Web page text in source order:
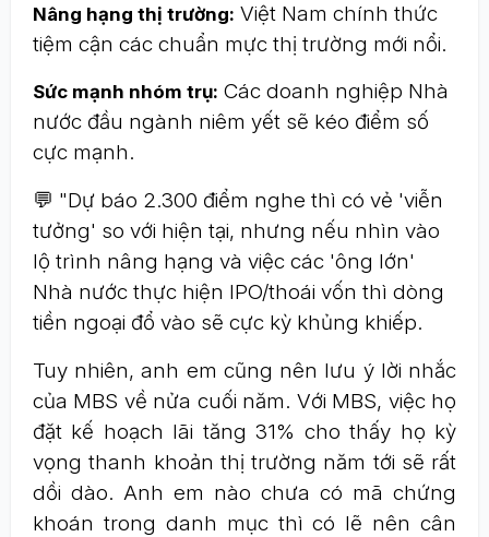
Nâng hạng thị trường: Việt Nam chính thức
tiệm cận các chuẩn mực thị trường mới nổi.
Sức mạnh nhóm trụ: Các doanh nghiệp Nhà
nước đầu ngành niêm yết sẽ kéo điểm số
cực mạnh.
💬 "Dự báo 2.300 điểm nghe thì có vẻ 'viễn
tưởng' so với hiện tại, nhưng nếu nhìn vào
lộ trình nâng hạng và việc các 'ông lớn'
Nhà nước thực hiện IPO/thoái vốn thì dòng
tiền ngoại đổ vào sẽ cực kỳ khủng khiếp.
Tuy nhiên, anh em cũng nên lưu ý lời nhắc
của MBS về nửa cuối năm. Với MBS, việc họ
đặt kế hoạch lãi tăng 31% cho thấy họ kỳ
vọng thanh khoản thị trường năm tới sẽ rất
dồi dào. Anh em nào chưa có mã chứng
khoán trong danh mục thì có lẽ nên cân